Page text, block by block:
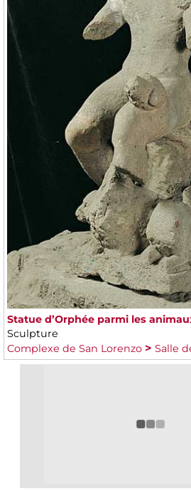
Statue d’Orphée parmi les
Sculpture
Complexe de San Lorenzo
Salle